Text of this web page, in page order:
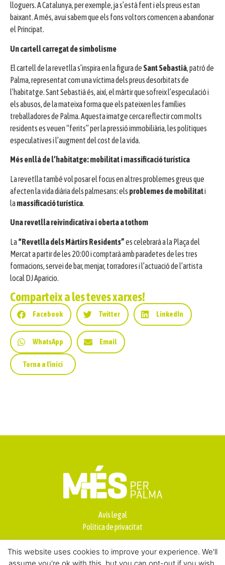
lloguers. A Catalunya, per exemple, ja s’està fent i els preus estan
baixant. A més, avui sabem que els fons voltors comencen a abandonar
el Principat.
Un cartell carregat de simbolisme
El cartell de la revetlla s’inspira en la figura de Sant Sebastià, patró de
Palma, representat com una víctima dels preus desorbitats de
l’habitatge. Sant Sebastià és, així, el màrtir que sofreix l’especulació i
els abusos, de la mateixa forma que els pateixen les famílies
treballadores de Palma. Aquesta imatge cerca reflectir com molts
residents es veuen “ferits” per la pressió immobiliària, les polítiques
especulatives i l’augment del cost de la vida.
Més enllà de l’habitatge: mobilitat i massificació turística
La revetlla també vol posar el focus en altres problemes greus que
afecten la vida diària dels palmesans: els problemes de mobilitati
lamassificació turística.
Una revetlla reivindicativa i oberta a tothom
La “Revetlla dels Màrtirs Residents”es celebrarà a la Plaça del
Mercat a partir de les 20:00 i comptarà amb paradetes de les tres
formacions, servei de bar, menjar, torradores i l’actuació de l’artista
local DJ Aparicio.
Comparteix a les teves xarxes!
Facebook Twitter LinkedIn
WhatsApp Email
Torna a l'inici
Avís legal
Política de privacitat
This website uses cookies to improve your experience. We'll